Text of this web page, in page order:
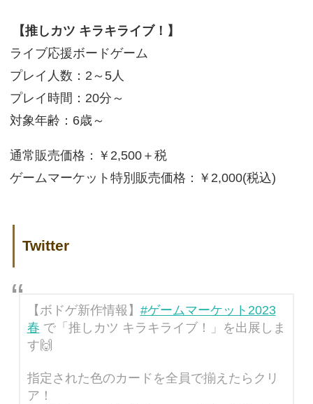
【推しカツ キラキライブ！】
ライブ応援ボードゲーム
プレイ人数：2～5人
プレイ時間：20分～
対象年齢：6歳～
通常販売価格：￥2,500＋税
ゲームマーケット特別販売価格：￥2,000(税込)
Twitter
【ボドゲ新作情報】 #ゲームマーケット2023
春 で「推しカツ キラキライブ！」を出展しま
す🙌
指定された色のカードを全員で揃えたらクリ
ア！